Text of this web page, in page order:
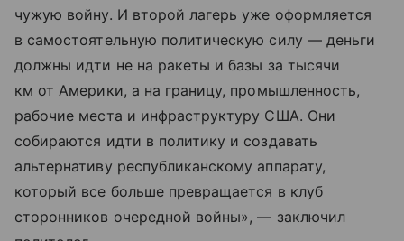
чужую войну. И второй лагерь уже оформляется
в самостоятельную политическую силу — деньги
должны идти не на ракеты и базы за тысячи
км от Америки, а на границу, промышленность,
рабочие места и инфраструктуру США. Они
собираются идти в политику и создавать
альтернативу республиканскому аппарату,
который все больше превращается в клуб
сторонников очередной войны», — заключил